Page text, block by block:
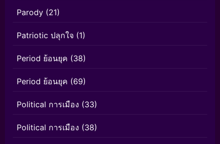
Parody (21)
Patriotic ปลุกใจ (1)
Period ย้อนยุค (38)
Period ย้อนยุค (69)
Political การเมือง (33)
Political การเมือง (38)